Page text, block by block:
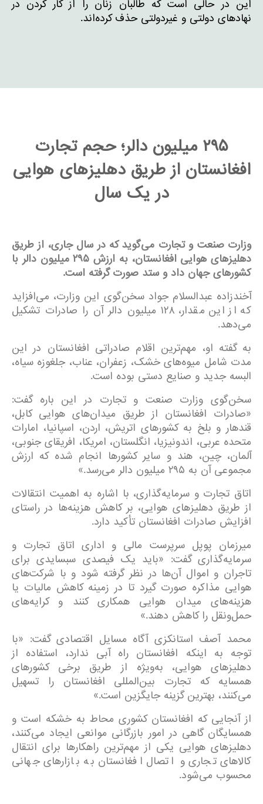
این در حالی است که طالبان زنان را از کار کردن در
نهادهای دولتی و غیردولتی حذف کرده‌اند.
۲۹۵ میلیون دالر؛ حجم تجارت
افغانستان از طریق دهلیزهای هوایی
در یک سال
وزارت صنعت و تجارت می‌گوید که در سال جاری، از طریق
دهلیزهای هوایی افغانستان، به ارزش ۲۹۵میلیون دالر با
کشورهای جهان داد و ستد صورت گرفته است.
آخندزاده عبدالسلام جواد سخن‌گوی این وزارت، می‌افزاید
که از این مقدار، ۱۲۸ میلیون دالر آن را صادرات تشکیل
می‌دهد.
به گفته او، مهم‌ترین اقلام صادراتی افغانستان در این
مدت شامل میوه‌های خشک، زعفران، عناب، جلغوزه سیاه،
البسه جدید و صنایع دستی بوده است.
سخن‌گوی وزارت صنعت و تجارت در این باره گفت:
«صادرات افغانستان از طریق میدان‌های هوایی کابل،
قندهار و بلخ به کشورهای اتریش، اردن، اسپانیا، امارات
متحده عربی، اندونیزیا، انگلستان، امریکا، افریقای جنوبی،
آلمان، چین، هند و سایر کشورها انجام شده که ارزش
مجموعی آن به ۲۹۵ میلیون دالر می‌رسد.»
اتاق تجارت و سرمایه‌گذاری، با اشاره به اهمیت انتقالات
از طریق دهلیزهای هوایی، بر کاهش هزینه‌ها در راستای
افزایش صادرات افغانستان تأکید دارد.
میرزمان پوپل سرپرست مالی و اداری اتاق تجارت و
سرمایه‌گذاری گفت: «باید یک فیصدی سبسایدی برای
تاجران و اموال آن‌ها در نظر گرفته شود و با شرکت‌های
هوایی مذاکره صورت گیرد تا در زمینه کاهش مالیات یا
هزینه‌های میدان هوایی همکاری کنند و کرایه‌های
حمل‌ونقل را کاهش دهند.»
محمد آصف استانکزی آگاه مسایل اقتصادی گفت: «با
توجه به اینکه افغانستان راه آبی ندارد، استفاده از
دهلیزهای هوایی، به‌ویژه از طریق برخی کشورهای
همسایه که تجارت بین‌المللی افغانستان را تسهیل
می‌کنند، بهترین گزینه جایگزین است.»
از آنجایی که افغانستان کشوری محاط به خشکه است و
همسایگان گاهی در امور بازرگانی موانعی ایجاد می‌کنند،
دهلیزهای هوایی یکی از مهم‌ترین راهکارها برای انتقال
کالاهای تجاری و اتصال افغانستان به بازارهای جهانی
محسوب می‌شود.